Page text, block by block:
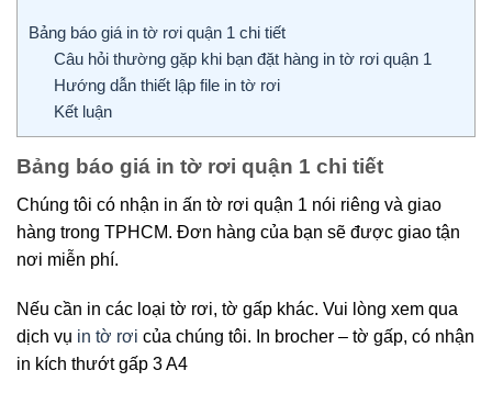
Bảng báo giá in tờ rơi quận 1 chi tiết
Câu hỏi thường gặp khi bạn đặt hàng in tờ rơi quận 1
Hướng dẫn thiết lập file in tờ rơi
Kết luận
Bảng báo giá in tờ rơi quận 1 chi tiết
Chúng tôi có nhận in ấn tờ rơi quận 1 nói riêng và giao
hàng trong TPHCM. Đơn hàng của bạn sẽ được giao tận
nơi miễn phí.
Nếu cần in các loại tờ rơi, tờ gấp khác. Vui lòng xem qua
dịch vụ in tờ rơi của chúng tôi. In brocher – tờ gấp, có nhận
in kích thướt gấp 3 A4